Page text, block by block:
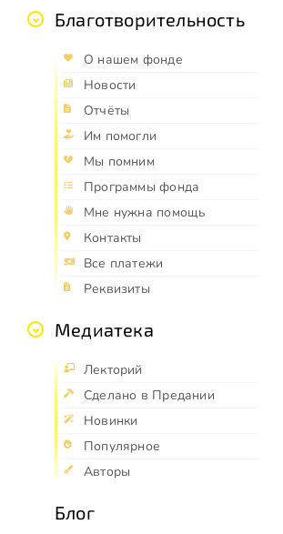
Благотворительность
О нашем фонде
Новости
Отчёты
Им помогли
Мы помним
Программы фонда
Мне нужна помощь
Контакты
Все платежи
Реквизиты
Медиатека
Лекторий
Сделано в Предании
Новинки
Популярное
Авторы
Блог